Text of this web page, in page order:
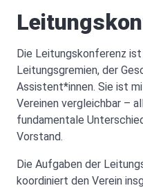
Die Leitungskonferenz
Leitungsgremien, der
Assistent*innen. Sie ist
Vereinen vergleichbar –
fundamentale
Vorstand.
Die Aufgaben der
koordiniert den Verein